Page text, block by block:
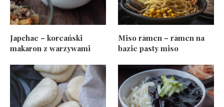
Japchae – koreański
makaron z warzywami
Miso rāmen – rāmen na
bazie pasty miso